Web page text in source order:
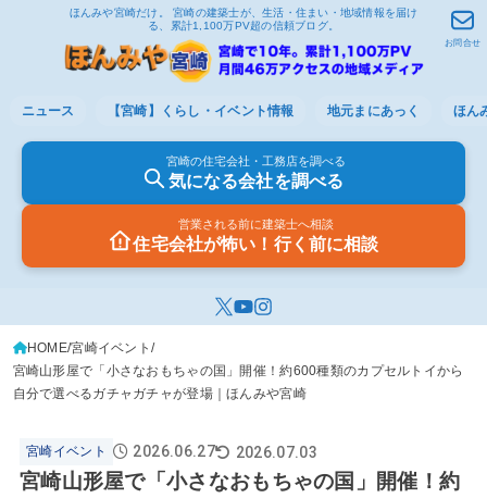
ほんみや宮崎だけ。 宮崎の建築士が、生活・住まい・地域情報を届け
る、累計1,100万PV超の信頼ブログ。
ニュース 【宮崎】くらし・イベント情報 地元まにあっく ほん
宮崎の住宅会社・工務店を調べる
気になる会社を調べる
営業される前に建築士へ相談
住宅会社が怖い！行く前に相談
お問合せ
HOME 宮崎イベント
宮崎山形屋で「小さなおもちゃの国」開催！約600種類のカプセルトイから
自分で選べるガチャガチャが登場｜ほんみや宮崎
宮崎イベント 2026.06.27 2026.07.03
宮崎山形屋で「小さなおもちゃの国」開催！約